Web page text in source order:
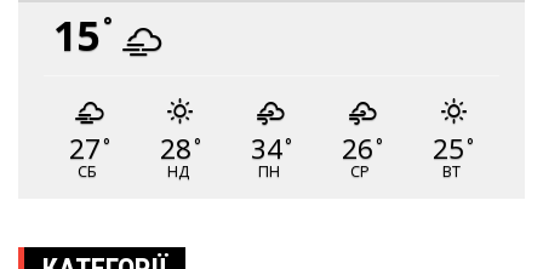
15°
27°
СБ
28°
НД
34°
ПН
26°
СР
25°
ВТ